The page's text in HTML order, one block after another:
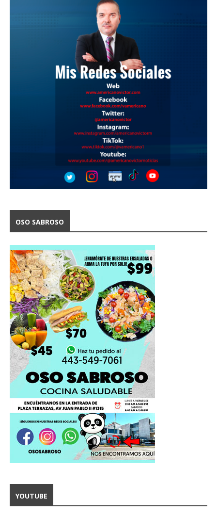
OSO SABROSO
YOUTUBE